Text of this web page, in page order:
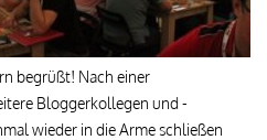
begrüßt! Nach einer
Bloggerkollegen und -
wieder in die Arme schließen